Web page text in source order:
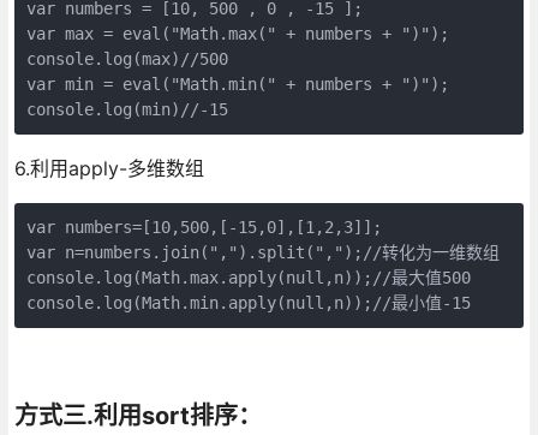
var numbers = [10, 500 , 0 , -15 ];
var max = eval("Math.max(" + numbers + ")");
console.log(max)//500
var min = eval("Math.min(" + numbers + ")");
console.log(min)//-15
6.利用apply-多维数组
var numbers=[10,500,[-15,0],[1,2,3]];
var n=numbers.join(",").split(",");//转化为一维数组
console.log(Math.max.apply(null,n));//最大值500
console.log(Math.min.apply(null,n));//最小值-15
方式三.利用sort排序：